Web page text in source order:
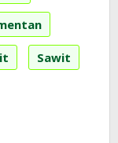
Sawit